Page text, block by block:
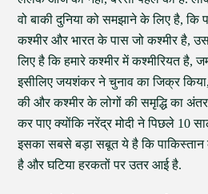
वो बाकी दुनिया को समझाने के लिए है, कि
कश्मीर और भारत के पास जो कश्मीर है,
लिए है कि हमारे कश्मीर में कश्मीरियत है,
इसीलिए जयशंकर ने चुनाव का जिक्र
की और कश्मीर के लोगों की समृद्धि का
कर पाए क्योंकि नरेंद्र मोदी ने पिछले 10
इसका सबसे बड़ा सबूत ये है कि पाकिस्तान
है और घटिया हरकतों पर उतर आई है.